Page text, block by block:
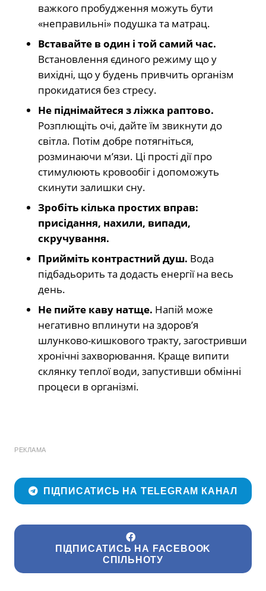
важкого пробудження можуть бути
«неправильні» подушка та матрац.
Вставайте в один і той самий час.
Встановлення єдиного режиму що у
вихідні, що у будень привчить організм
прокидатися без стресу.
Не піднімайтеся з ліжка раптово.
Розплющіть очі, дайте їм звикнути до
світла. Потім добре потягніться,
розминаючи м’язи. Ці прості дії про
стимулюють кровообіг і допоможуть
скинути залишки сну.
Зробіть кілька простих вправ:
присідання, нахили, випади,
скручування.
Прийміть контрастний душ. Вода
підбадьорить та додасть енергії на весь
день.
Не пийте каву натще. Напій може
негативно вплинути на здоров’я
шлунково-кишкового тракту, загостривши
хронічні захворювання. Краще випити
склянку теплої води, запустивши обмінні
процеси в організмі.
РЕКЛАМА
ПІДПИСАТИСЬ НА TELEGRAM КАНАЛ
ПІДПИСАТИСЬ НА FACEBOOK
СПІЛЬНОТУ